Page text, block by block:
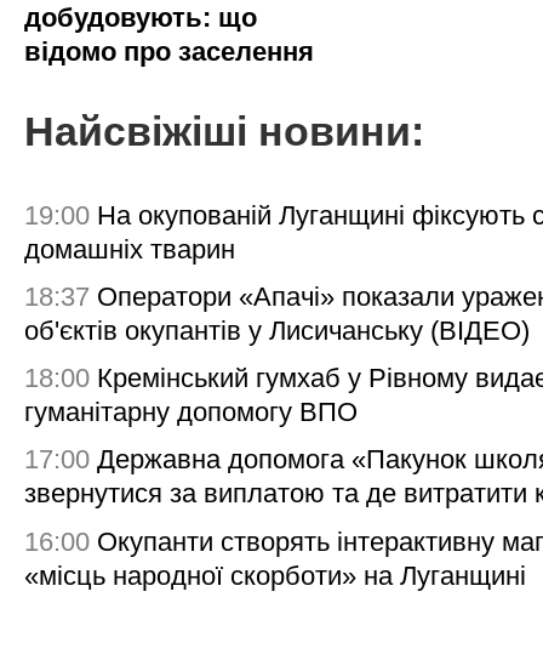
добудовують: що
відомо про заселення
Найсвіжіші новини:
19:00 На окупованій Луганщині фіксують
домашніх тварин
18:37 Оператори «Апачі» показали
об'єктів окупантів у Лисичанську (ВІДЕО)
18:00 Кремінський гумхаб у Рівному
гуманітарну допомогу ВПО
17:00 Державна допомога «Пакунок
звернутися за виплатою та де витратити
16:00 Окупанти створять інтерактивну
«місць народної скорботи» на Луганщині